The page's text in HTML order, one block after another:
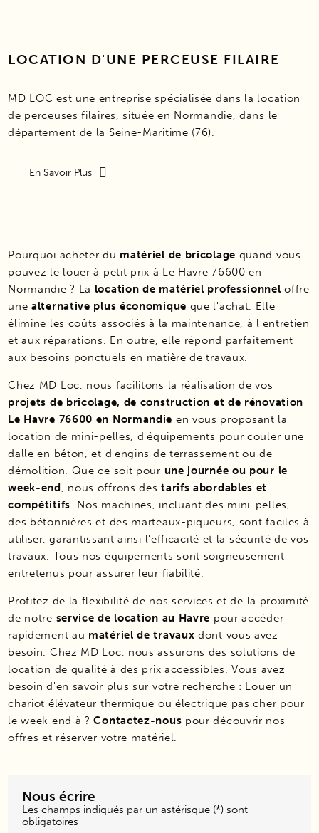
LOCATION D'UNE PERCEUSE FILAIRE
MD LOC est une entreprise spécialisée dans la location
de perceuses filaires, située en Normandie, dans le
département de la Seine-Maritime (76).
En Savoir Plus
Pourquoi acheter du matériel de bricolage quand vous
pouvez le louer à petit prix à Le Havre 76600 en
Normandie ? La location de matériel professionneloffre
unealternative plus économique que l'achat. Elle
élimine les coûts associés à la maintenance, à l'entretien
et aux réparations. En outre, elle répond parfaitement
aux besoins ponctuels en matière de travaux.
Chez MD Loc, nous facilitons la réalisation de vos
projets de bricolage, de construction et de rénovation
Le Havre 76600 en Normandie en vous proposant la
location de mini-pelles, d'équipements pour couler une
dalle en béton, et d'engins de terrassement ou de
démolition. Que ce soit pour une journée ou pour le
week-end, nous offrons destarifs abordables et
compétitifs. Nos machines, incluant des mini-pelles,
des bétonnières et des marteaux-piqueurs, sont faciles à
utiliser, garantissant ainsi l'efficacité et la sécurité de vos
travaux. Tous nos équipements sont soigneusement
entretenus pour assurer leur fiabilité.
Profitez de la flexibilité de nos services et de la proximité
de notre service de location au Havre pour accéder
rapidement au matériel de travauxdont vous avez
besoin. Chez MD Loc, nous assurons des solutions de
location de qualité à des prix accessibles. Vous avez
besoin d'en savoir plus sur votre recherche : Louer un
chariot élévateur thermique ou électrique pas cher pour
le week end à ?Contactez-nous pour découvrir nos
offres et réserver votre matériel.
Nous écrire
Les champs indiqués par un astérisque (*) sont
obligatoires